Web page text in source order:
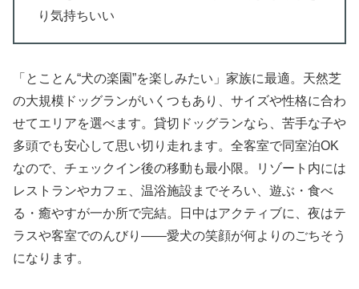
り気持ちいい
「とことん“犬の楽園”を楽しみたい」家族に最適。天然芝
の大規模ドッグランがいくつもあり、サイズや性格に合わ
せてエリアを選べます。貸切ドッグランなら、苦手な子や
多頭でも安心して思い切り走れます。全客室で同室泊OK
なので、チェックイン後の移動も最小限。リゾート内には
レストランやカフェ、温浴施設までそろい、遊ぶ・食べ
る・癒やすが一か所で完結。日中はアクティブに、夜はテ
ラスや客室でのんびり――愛犬の笑顔が何よりのごちそう
になります。